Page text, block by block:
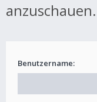
anzuschauen.
Benutzername: